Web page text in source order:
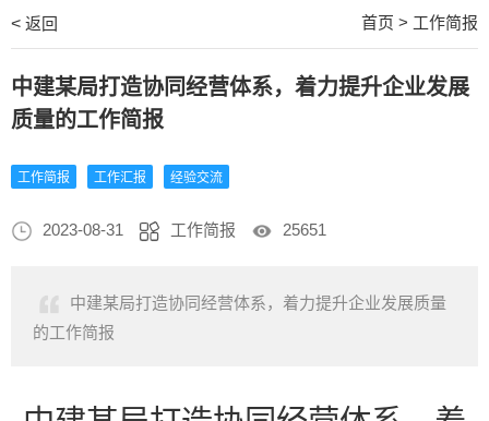
< 返回 首页 > 工作简报
中建某局打造协同经营体系，着力提升企业发展
质量的工作简报
工作简报 工作汇报 经验交流
2023-08-31 工作简报 25651
中建某局打造协同经营体系，着力提升企业发展质量
的工作简报